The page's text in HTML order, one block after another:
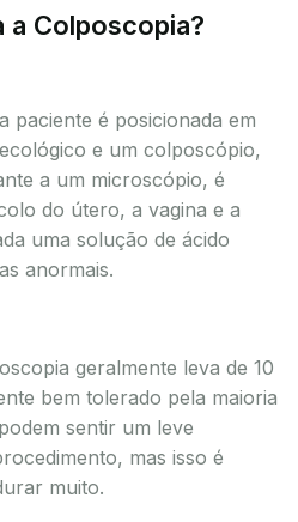
a Colposcopia?
paciente é posicionada em
e um colposcópio,
a um microscópio, é
do útero, a vagina e a
uma solução de ácido
anormais.
geralmente leva de 10
bem tolerado pela maioria
sentir um leve
mas isso é
muito.